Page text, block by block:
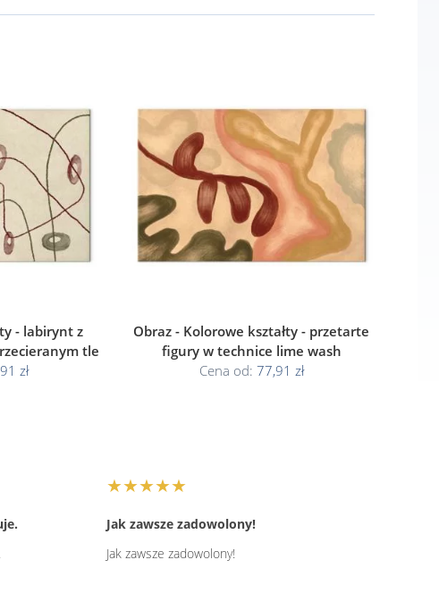
- labirynt z
tle
zł
Obraz - Kolorowe kształty - przetarte
figury w technice lime wash
Cena od: 77,91 zł
★★★★★
Jak zawsze zadowolony!
Jak zawsze zadowolony!